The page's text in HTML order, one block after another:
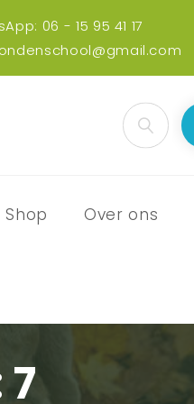
06 - 15 95 41 17
Shop Over ons